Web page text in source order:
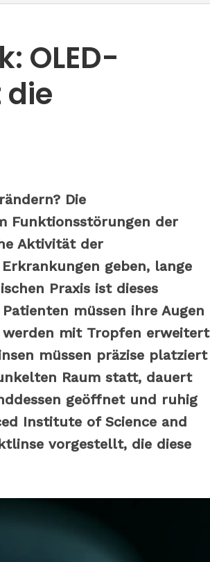
OLED-
Die
Funktionsstörungen der
Aktivität der
geben, lange
Praxis ist dieses
müssen ihre Augen
mit Tropfen erweitert
müssen präzise platziert
Raum statt, dauert
geöffnet und ruhig
Institute of Science and
vorgestellt, die diese